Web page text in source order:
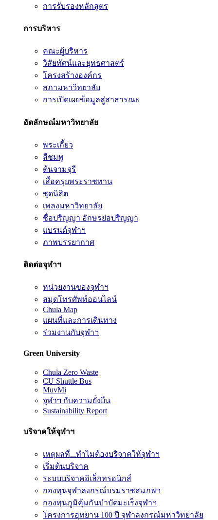
การรับรองหลักสูตร
การบริหาร
คณะผู้บริหาร
วิสัยทัศน์และยุทธศาสตร์
โครงสร้างองค์กร
สภามหาวิทยาลัย
การเปิดเผยข้อมูลสู่สาธารณะ
อัตลักษณ์มหาวิทยาลัย
พระเกี้ยว
สีชมพู
ต้นจามจุรี
เสื้อครุยพระราชทาน
ชุดนิสิต
เพลงมหาวิทยาลัย
ชื่อปริญญา อักษรย่อปริญญา
แบรนด์จุฬาฯ
ภาพบรรยากาศ
ติดต่อจุฬาฯ
หน่วยงานของจุฬาฯ
สมุดโทรศัพท์ออนไลน์
Chula Map
แผนที่และการเดินทาง
ร่วมงานกับจุฬาฯ
Green University
Chula Zero Waste
CU Shuttle Bus
MuvMi
จุฬาฯ กับความยั่งยืน
Sustainability Report
บริจาคให้จุฬาฯ
เหตุผลที่...ทำไมต้องบริจาคให้จุฬาฯ
เริ่มต้นบริจาค
ระบบบริจาคอิเล็กทรอนิกส์
กองทุนจุฬาลงกรณ์บรมราชสมภพฯ
กองทุนภูมิคุ้มกันบำบัดมะเร็งจุฬาฯ
โครงการอุทยาน 100 ปี จุฬาลงกรณ์มหาวิทยาลัย